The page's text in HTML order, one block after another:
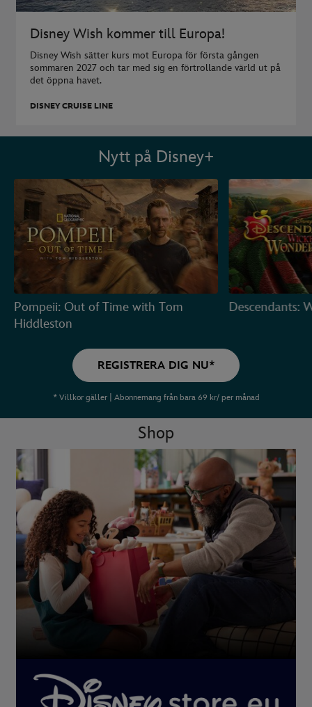
Disney Wish kommer till Europa!
Disney Wish sätter kurs mot Europa för första gången
sommaren 2027 och tar med sig en förtrollande värld ut på
det öppna havet.
DISNEY CRUISE LINE
Nytt på Disney+
Pompeii: Out of Time with Tom
Hiddleston
Descendants:
REGISTRERA DIG NU*
* Villkor gäller | Abonnemang från bara 69 kr/ per månad
Shop